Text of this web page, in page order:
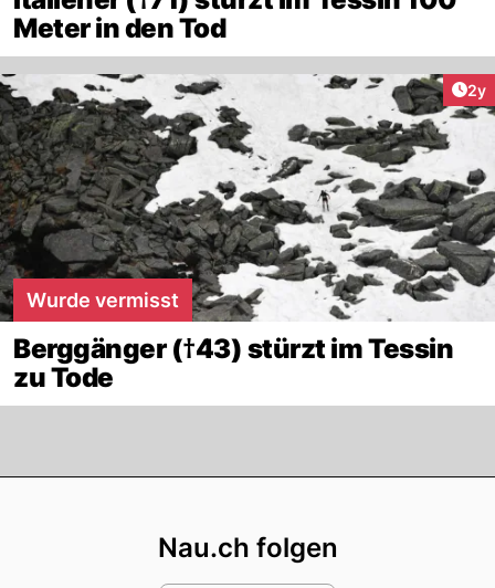
Meter in den Tod
2y
Wurde vermisst
Berggänger (†43) stürzt im Tessin
zu Tode
Nau.ch folgen